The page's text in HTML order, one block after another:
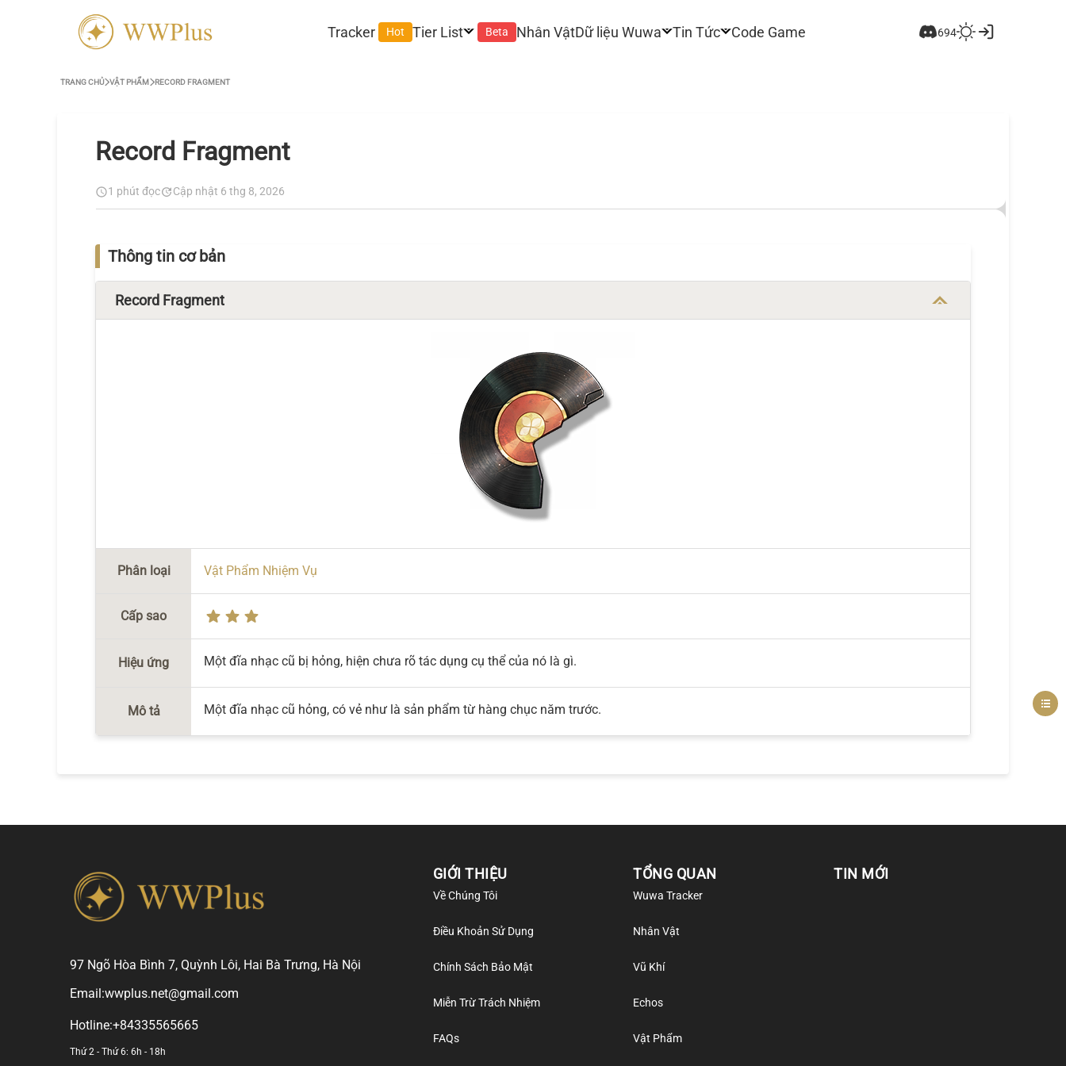
Tracker Hot Tier List Beta Nhân VậtDữ liệu Wuwa Tin Tức Code Game 694
TRANG CHỦ VẬT PHẨM RECORD FRAGMENT
Record Fragment
1 phút đọc Cập nhật 6 thg 8, 2026
Thông tin cơ bản
Record Fragment
Phân loại Vật Phẩm Nhiệm Vụ
Cấp sao
Hiệu ứng Một đĩa nhạc cũ bị hỏng, hiện chưa rõ tác dụng cụ thể của nó là gì.
Mô tả Một đĩa nhạc cũ hỏng, có vẻ như là sản phẩm từ hàng chục năm trước.
97 Ngõ Hòa Bình 7, Quỳnh Lôi, Hai Bà Trưng, Hà Nội
Email:wwplus.net@gmail.com
Hotline:+84335565665
Thứ 2 - Thứ 6: 6h - 18h
GIỚI THIỆU
Về Chúng Tôi
Điều Khoản Sử Dụng
Chính Sách Bảo Mật
Miễn Trừ Trách Nhiệm
FAQs
TỔNG QUAN
Wuwa Tracker
Nhân Vật
Vũ Khí
Echos
Vật Phẩm
TIN MỚI